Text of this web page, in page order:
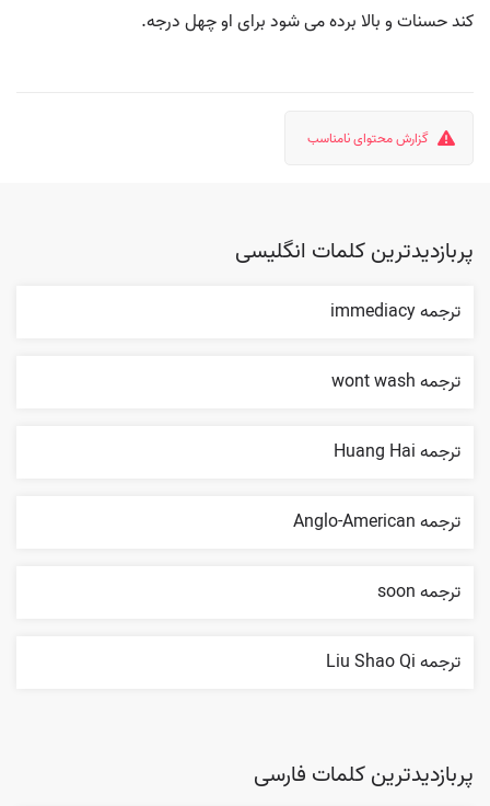
کند حسنات و بالا برده می شود برای او چهل درجه.
گزارش محتوای نامناسب
پربازدیدترین کلمات انگلیسی
ترجمه immediacy
ترجمه wont wash
ترجمه Huang Hai
ترجمه Anglo-American
ترجمه soon
ترجمه Liu Shao Qi
پربازدیدترین کلمات فارسی